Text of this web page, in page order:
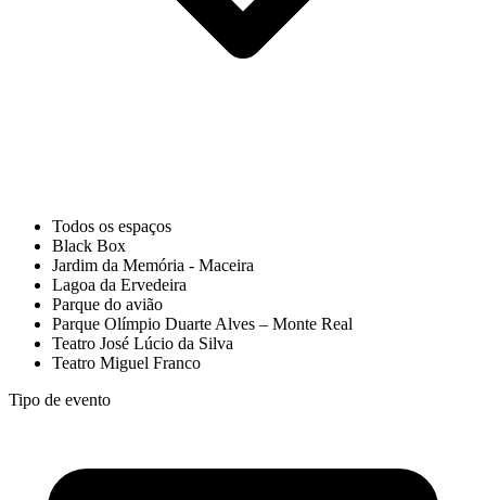
Todos os espaços
Black Box
Jardim da Memória - Maceira
Lagoa da Ervedeira
Parque do avião
Parque Olímpio Duarte Alves – Monte Real
Teatro José Lúcio da Silva
Teatro Miguel Franco
Tipo de evento